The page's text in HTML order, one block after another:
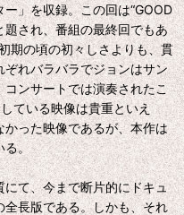
」を収録。この回は“GOOD
題され、番組の最終回でもあ
期の頃の初々しさよりも、貫
れバラバラでジョンはサン
ンサートでは演奏されたこ
ている映像は貴重といえ
った映像であるが、本作は
る。
て、今まで断片的にドキュ
長版である。しかも、それ